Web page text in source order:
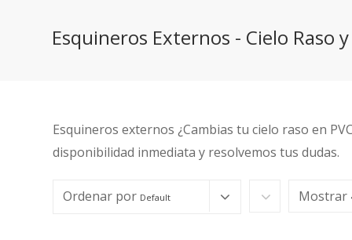
Esquineros Externos - Cielo Raso
Esquineros externos ¿Cambias tu cielo raso en
disponibilidad inmediata y resolvemos tus dudas.
Ordenar por Default Mostrar